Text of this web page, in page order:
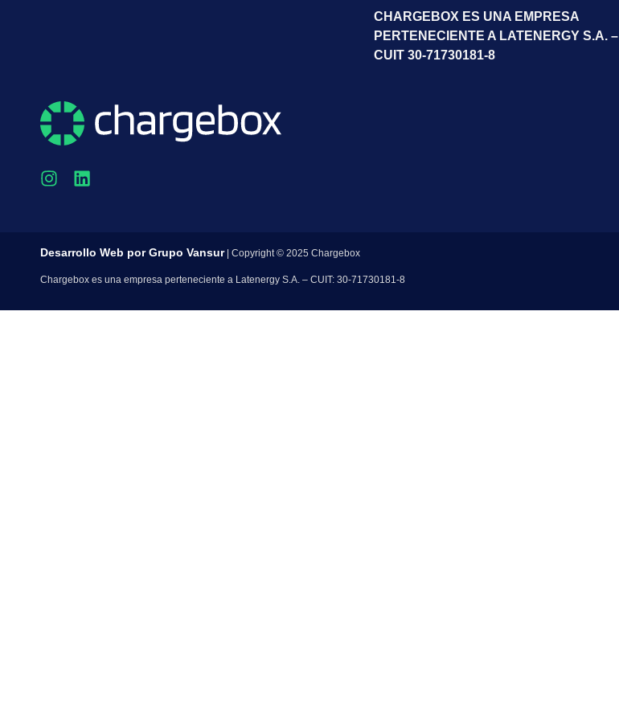
CHARGEBOX ES UNA EMPRESA
PERTENECIENTE A LATENERGY S.A. –
CUIT 30-71730181-8
Desarrollo Web porGrupo Vansur| Copyright © 2025 Chargebox
Chargebox es una empresa perteneciente a Latenergy S.A. – CUIT: 30-71730181-8